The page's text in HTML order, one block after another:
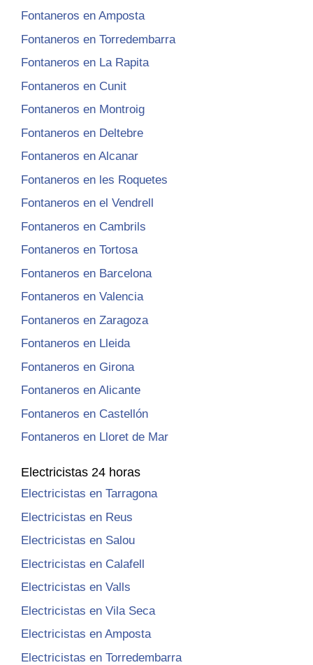
Fontaneros en Amposta
Fontaneros en Torredembarra
Fontaneros en La Rapita
Fontaneros en Cunit
Fontaneros en Montroig
Fontaneros en Deltebre
Fontaneros en Alcanar
Fontaneros en les Roquetes
Fontaneros en el Vendrell
Fontaneros en Cambrils
Fontaneros en Tortosa
Fontaneros en Barcelona
Fontaneros en Valencia
Fontaneros en Zaragoza
Fontaneros en Lleida
Fontaneros en Girona
Fontaneros en Alicante
Fontaneros en Castellón
Fontaneros en Lloret de Mar
Electricistas 24 horas
Electricistas en Tarragona
Electricistas en Reus
Electricistas en Salou
Electricistas en Calafell
Electricistas en Valls
Electricistas en Vila Seca
Electricistas en Amposta
Electricistas en Torredembarra